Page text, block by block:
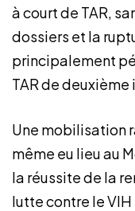
à court de TAR,
dossiers et la
principalement
TAR de
Une mobilisation
même eu lieu au
la réussite de la
lutte contre le